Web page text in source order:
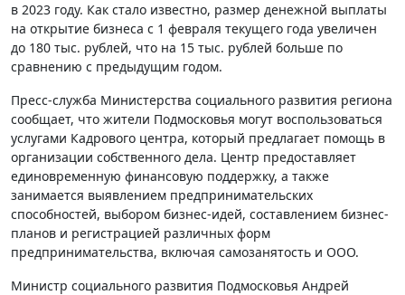
в 2023 году. Как стало известно, размер денежной выплаты
на открытие бизнеса с 1 февраля текущего года увеличен
до 180 тыс. рублей, что на 15 тыс. рублей больше по
сравнению с предыдущим годом.
Пресс-служба Министерства социального развития региона
сообщает, что жители Подмосковья могут воспользоваться
услугами Кадрового центра, который предлагает помощь в
организации собственного дела. Центр предоставляет
единовременную финансовую поддержку, а также
занимается выявлением предпринимательских
способностей, выбором бизнес-идей, составлением бизнес-
планов и регистрацией различных форм
предпринимательства, включая самозанятость и ООО.
Министр социального развития Подмосковья Андрей